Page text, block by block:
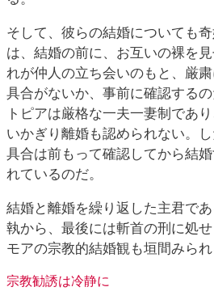
そして、彼らの結婚についても
は、結婚の前に、お互いの裸を
れが仲人の立ち会いのもと、厳
具合がないか、事前に確認する
トピアは厳格な一夫一妻制であ
いかぎり離婚も認められない。
具合は前もって確認してから結
れているのだ。
結婚と離婚を繰り返した主君で
執から、最後には斬首の刑に処
モアの宗教的結婚観も垣間みられ
宗教勧誘は冷静に